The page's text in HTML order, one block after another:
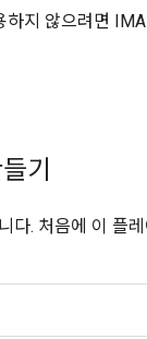
지 않으려면
기
다. 처음에 이 플